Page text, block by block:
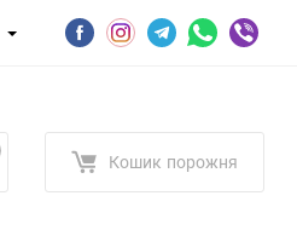
Кошик порожня